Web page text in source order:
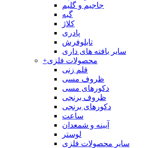
جاجیم و گلیم
گبه
کلاژ
پادری
تابلوفرش
سایر بافته های داری
+محصولات فلزی
قلم زنی
ظروف مسی
دکورهای مسی
ظروف برنجی
دکورهای برنجی
ساعت
آیینه و شمعدان
لوستر
سایر محصولات فلزی